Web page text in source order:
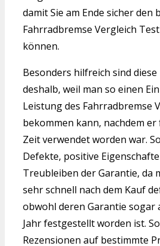
damit Sie am Ende sicher den
Fahrradbremse Vergleich
können.
Besonders hilfreich sind diese
deshalb, weil man so einen
Leistung des Fahrradbremse
bekommen kann, nachdem
Zeit verwendet worden war.
Defekte, positive
Treubleiben der Garantie, da
sehr schnell nach dem Kauf
obwohl deren Garantie sogar
Jahr festgestellt worden ist.
Rezensionen auf bestimmte